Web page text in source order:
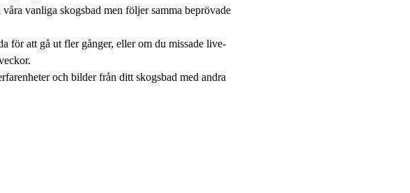
vanliga skogsbad men följer samma beprövade
för att gå ut fler gånger, eller om du missade live-
och bilder från ditt skogsbad med andra